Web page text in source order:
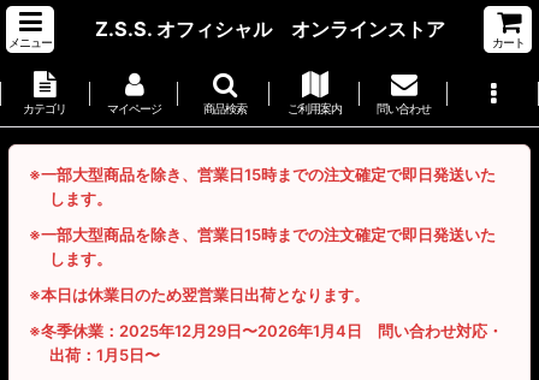
メニュー
Z.S.S. オフィシャル オンラインストア
カート
カテゴリ マイページ 商品検索 ご利用案内 問い合わせ
※一部大型商品を除き、営業日15時までの注文確定で即日発送いた
します。
※一部大型商品を除き、営業日15時までの注文確定で即日発送いた
します。
※本日は休業日のため翌営業日出荷となります。
※冬季休業：2025年12月29日〜2026年1月4日 問い合わせ対応・
出荷：1月5日〜